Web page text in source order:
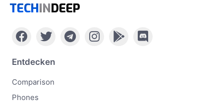
TECHINDEEP
Entdecken
Comparison
Phones